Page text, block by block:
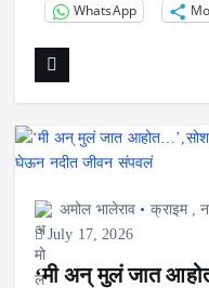
WhatsApp
अमोल भालेराव क्राइम,
July 17, 2026
‘मी अन् मुलं जात